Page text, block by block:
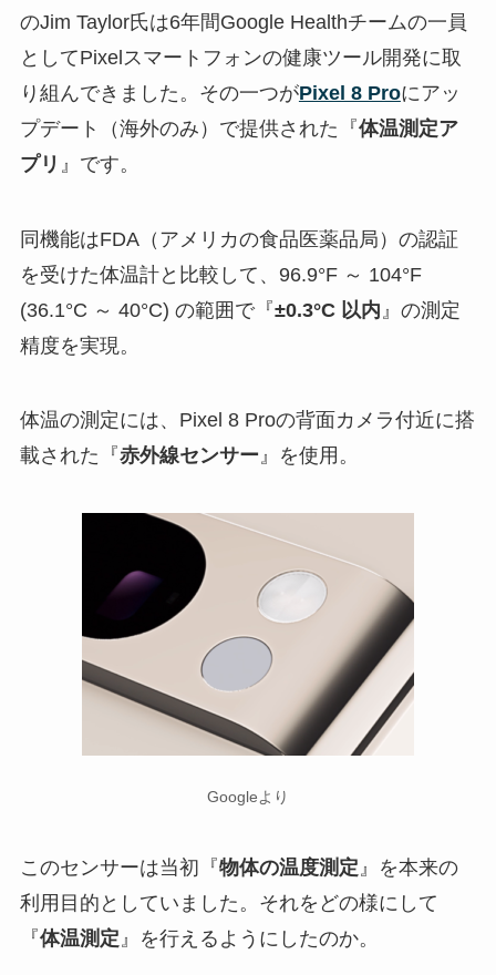
のJim Taylor氏は6年間Google Healthチームの一員
としてPixelスマートフォンの健康ツール開発に取
り組んできました。その一つがPixel 8 Proにアッ
プデート（海外のみ）で提供された『体温測定ア
プリ 』です。
同機能はFDA（アメリカの食品医薬品局）の認証
を受けた体温計と比較して、96.9°F ～ 104°F
(36.1°C ～ 40°C) の範囲で『±0.3°C 以内 』の測定
精度を実現。
体温の測定には、Pixel 8 Proの背面カメラ付近に搭
載された『赤外線センサー』を使用。
Googleより
このセンサーは当初『物体の温度測定』を本来の
利用目的としていました。それをどの様にして
『体温測定』を行えるようにしたのか。